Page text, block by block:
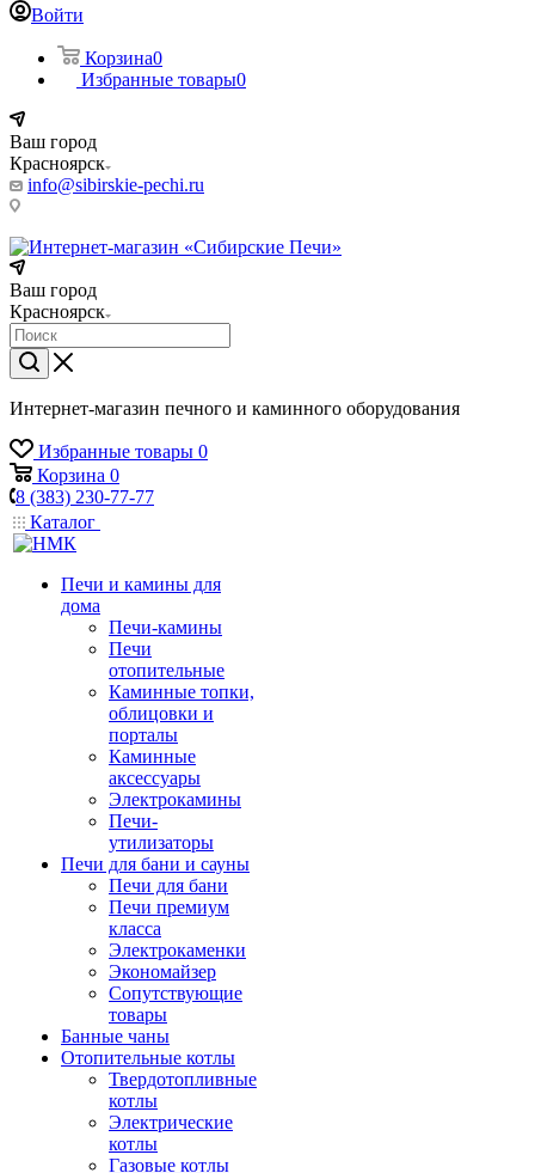
Войти
Корзина0
Избранные товары0
Ваш город
Красноярск
info@sibirskie-pechi.ru
Ваш город
Красноярск
Интернет-магазин печного и каминного оборудования
Избранные товары 0
Корзина 0
8 (383) 230-77-77
Каталог
Печи и камины для
дома
Печи-камины
Печи
отопительные
Каминные топки,
облицовки и
порталы
Каминные
аксессуары
Электрокамины
Печи-
утилизаторы
Печи для бани и сауны
Печи для бани
Печи премиум
класса
Электрокаменки
Экономайзер
Сопутствующие
товары
Банные чаны
Отопительные котлы
Твердотопливные
котлы
Электрические
котлы
Газовые котлы